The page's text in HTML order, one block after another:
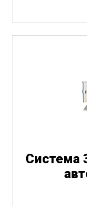
Система